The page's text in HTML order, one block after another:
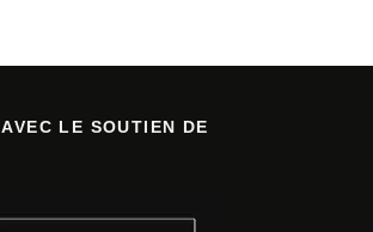
AVEC LE SOUTIEN DE